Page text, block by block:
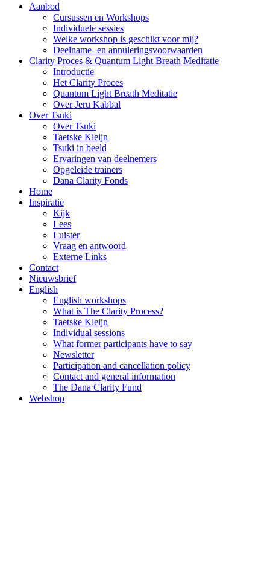
Aanbod
Cursussen en Workshops
Individuele sessies
Welke workshop is geschikt voor mij?
Deelname- en annuleringsvoorwaarden
Clarity Proces & Quantum Light Breath Meditatie
Introductie
Het Clarity Proces
Quantum Light Breath Meditatie
Over Jeru Kabbal
Over Tsuki
Over Tsuki
Taetske Kleijn
Tsuki in beeld
Ervaringen van deelnemers
Opgeleide trainers
Dana Clarity Fonds
Home
Inspiratie
Kijk
Lees
Luister
Vraag en antwoord
Externe Links
Contact
Nieuwsbrief
English
English workshops
What is The Clarity Process?
Taetske Kleijn
Individual sessions
What former participants have to say
Newsletter
Participation and cancellation policy
Contact and general information
The Dana Clarity Fund
Webshop